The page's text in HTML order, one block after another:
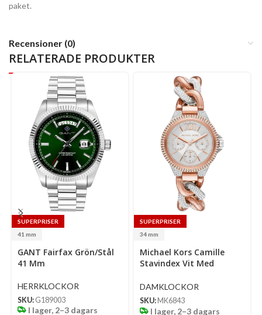
paket.
Recensioner (0)
RELATERADE PRODUKTER
SUPERPRISER
41 mm
options
GANT Fairfax Grön/Stål
41 Mm
HERRKLOCKOR
SKU: G189003
I lager, 2–3 dagars
SUPERPRISER
34 mm
Select
options
Michael Kors Camille
Stavindex Vit Med
DAMKLOCKOR
SKU: MK6843
I lager, 2–3 dagars